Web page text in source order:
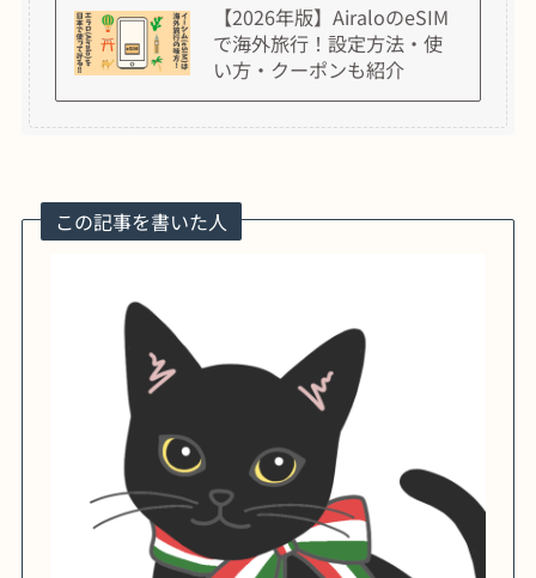
【2026年版】AiraloのeSIM
で海外旅行！設定方法・使
い方・クーポンも紹介
この記事を書いた人